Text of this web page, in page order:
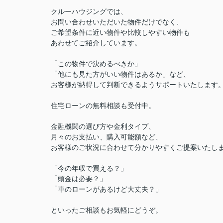
クルーハウジングでは、
お問い合わせいただいた物件だけでなく、
ご希望条件に近い物件や比較しやすい物件も
あわせてご紹介しています。
「この物件で決めるべきか」
「他にも見た方がいい物件はあるか」など、
お客様が納得して判断できるようサポートいたします。
住宅ローンの無料相談も受付中。
金融機関の選び方や金利タイプ、
月々のお支払い、購入可能額など、
お客様のご状況に合わせて分かりやすくご提案いたしま
「今の年収で買える？」
「頭金は必要？」
「車のローンがあるけど大丈夫？」
といったご相談もお気軽にどうぞ。